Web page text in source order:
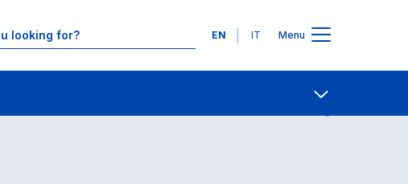
Languages
EN IT Menu
Contact Us